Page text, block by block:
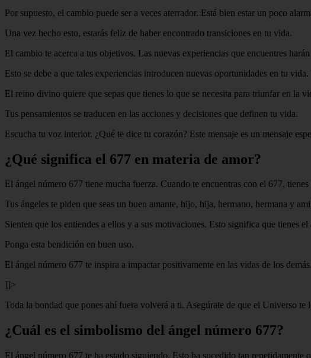
Por supuesto, el cambio puede ser a veces aterrador. Está bien estar un poco
Una vez hecho esto, estarás feliz de haber encontrado transiciones en tu vida.
El cambio te acerca a tus objetivos. Las nuevas experiencias que encuentres
Esto se debe a que tales experiencias introducen nuevas oportunidades en tu
El reino divino quiere que sepas que tienes lo que se necesita para triunfar en la
Tus pensamientos se traducen en las acciones y decisiones que definen tu vida.
Escucha tu voz interior. ¿Qué te dice tu corazón? Este mensaje es un mensaje
¿Qué significa el 677 en materia de amor?
El ángel número 677 tiene mucha fuerza. Cuando te encuentras con el 677,
Tus ángeles te piden que seas un buen amante, hijo, hija, hermano, hermana y
Sienten que los entiendes a ellos y a sus motivaciones. Esto significa que tienes
Ponga esta bendición en buen uso.
El ángel número 677 te inspira a impactar positivamente en las vidas de los
]]>
Toda la bondad que pones ahí fuera volverá a ti. Asegúrate de que el Universo te
¿Cuál es el simbolismo del ángel número 677?
El ángel número 677 te ha estado siguiendo. Esto ha sucedido tan repetidamente